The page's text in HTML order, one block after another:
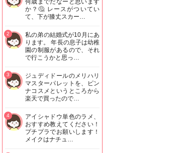
何歳までだなーと思います
か？🤔 レースがついてい
て、下が膝丈スカー…
私の弟の結婚式が10月にあ
ります。 年長の息子は幼稚
園の制服があるので、それ
で行こうかと思っ…
2
ジュディドールのメリハリ
マスターパレットを、ピン
ナコスメというところから
楽天で買ったので…
3
アイシャドウ単色のラメ、
おすすめ教えてください！
プチプラでお願いします！
メイクはナチュ…
4